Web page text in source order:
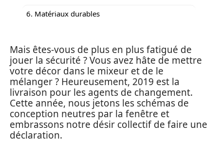
6. Matériaux durables
Mais êtes-vous de plus en plus fatigué de
jouer la sécurité ? Vous avez hâte de mettre
votre décor dans le mixeur et de le
mélanger ? Heureusement, 2019 est la
livraison pour les agents de changement.
Cette année, nous jetons les schémas de
conception neutres par la fenêtre et
embrassons notre désir collectif de faire une
déclaration.